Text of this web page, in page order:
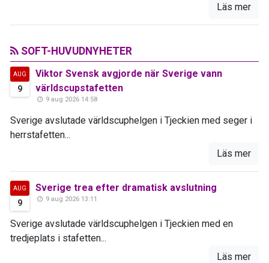
Läs mer
SOFT-HUVUDNYHETER
AUG
9
Viktor Svensk avgjorde när Sverige vann
världscupstafetten
9 aug 2026 14:58
Sverige avslutade världscuphelgen i Tjeckien med seger i
herrstafetten...
Läs mer
AUG
9
Sverige trea efter dramatisk avslutning
9 aug 2026 13:11
Sverige avslutade världscuphelgen i Tjeckien med en
tredjeplats i stafetten...
Läs mer